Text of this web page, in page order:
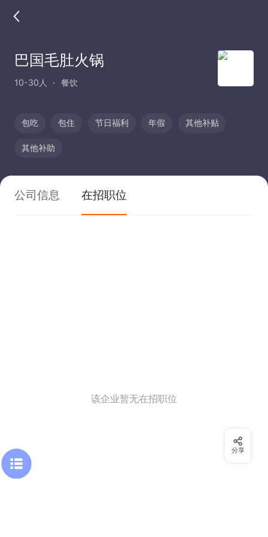
巴国毛肚火锅
10-30人 餐饮
包吃 包住 节日福利 年假 其他补贴
其他补助
公司信息 在招职位
该企业暂无在招职位
分享